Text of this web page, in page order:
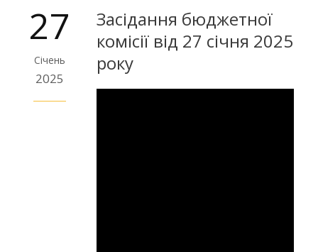
27
Січень
2025
Засідання бюджетної
комісії від 27 січня 2025
року